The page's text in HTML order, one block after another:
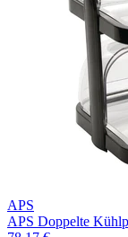
APS
APS Doppelte